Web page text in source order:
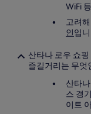
WiFi
고려
인입
산타나 로우 쇼
즐길거리는 무엇
산타
스 경
이트